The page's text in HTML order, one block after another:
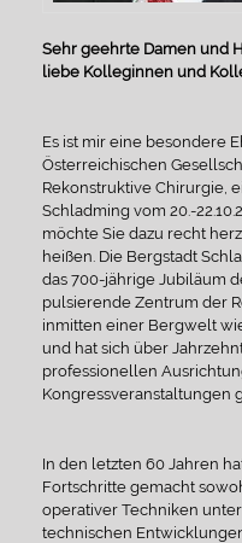
Sehr geehrte Damen und
liebe Kolleginnen und
Es ist mir eine besondere
Österreichischen
Rekonstruktive Chirurgie,
Schladming vom 20.-
möchte Sie dazu recht
heißen. Die Bergstadt
das 700-jährige Jubiläum
pulsierende Zentrum der
inmitten einer Bergwelt
und hat sich über
professionellen
Kongressveranstaltungen
In den letzten 60 Jahren
Fortschritte gemacht
operativer Techniken
technischen